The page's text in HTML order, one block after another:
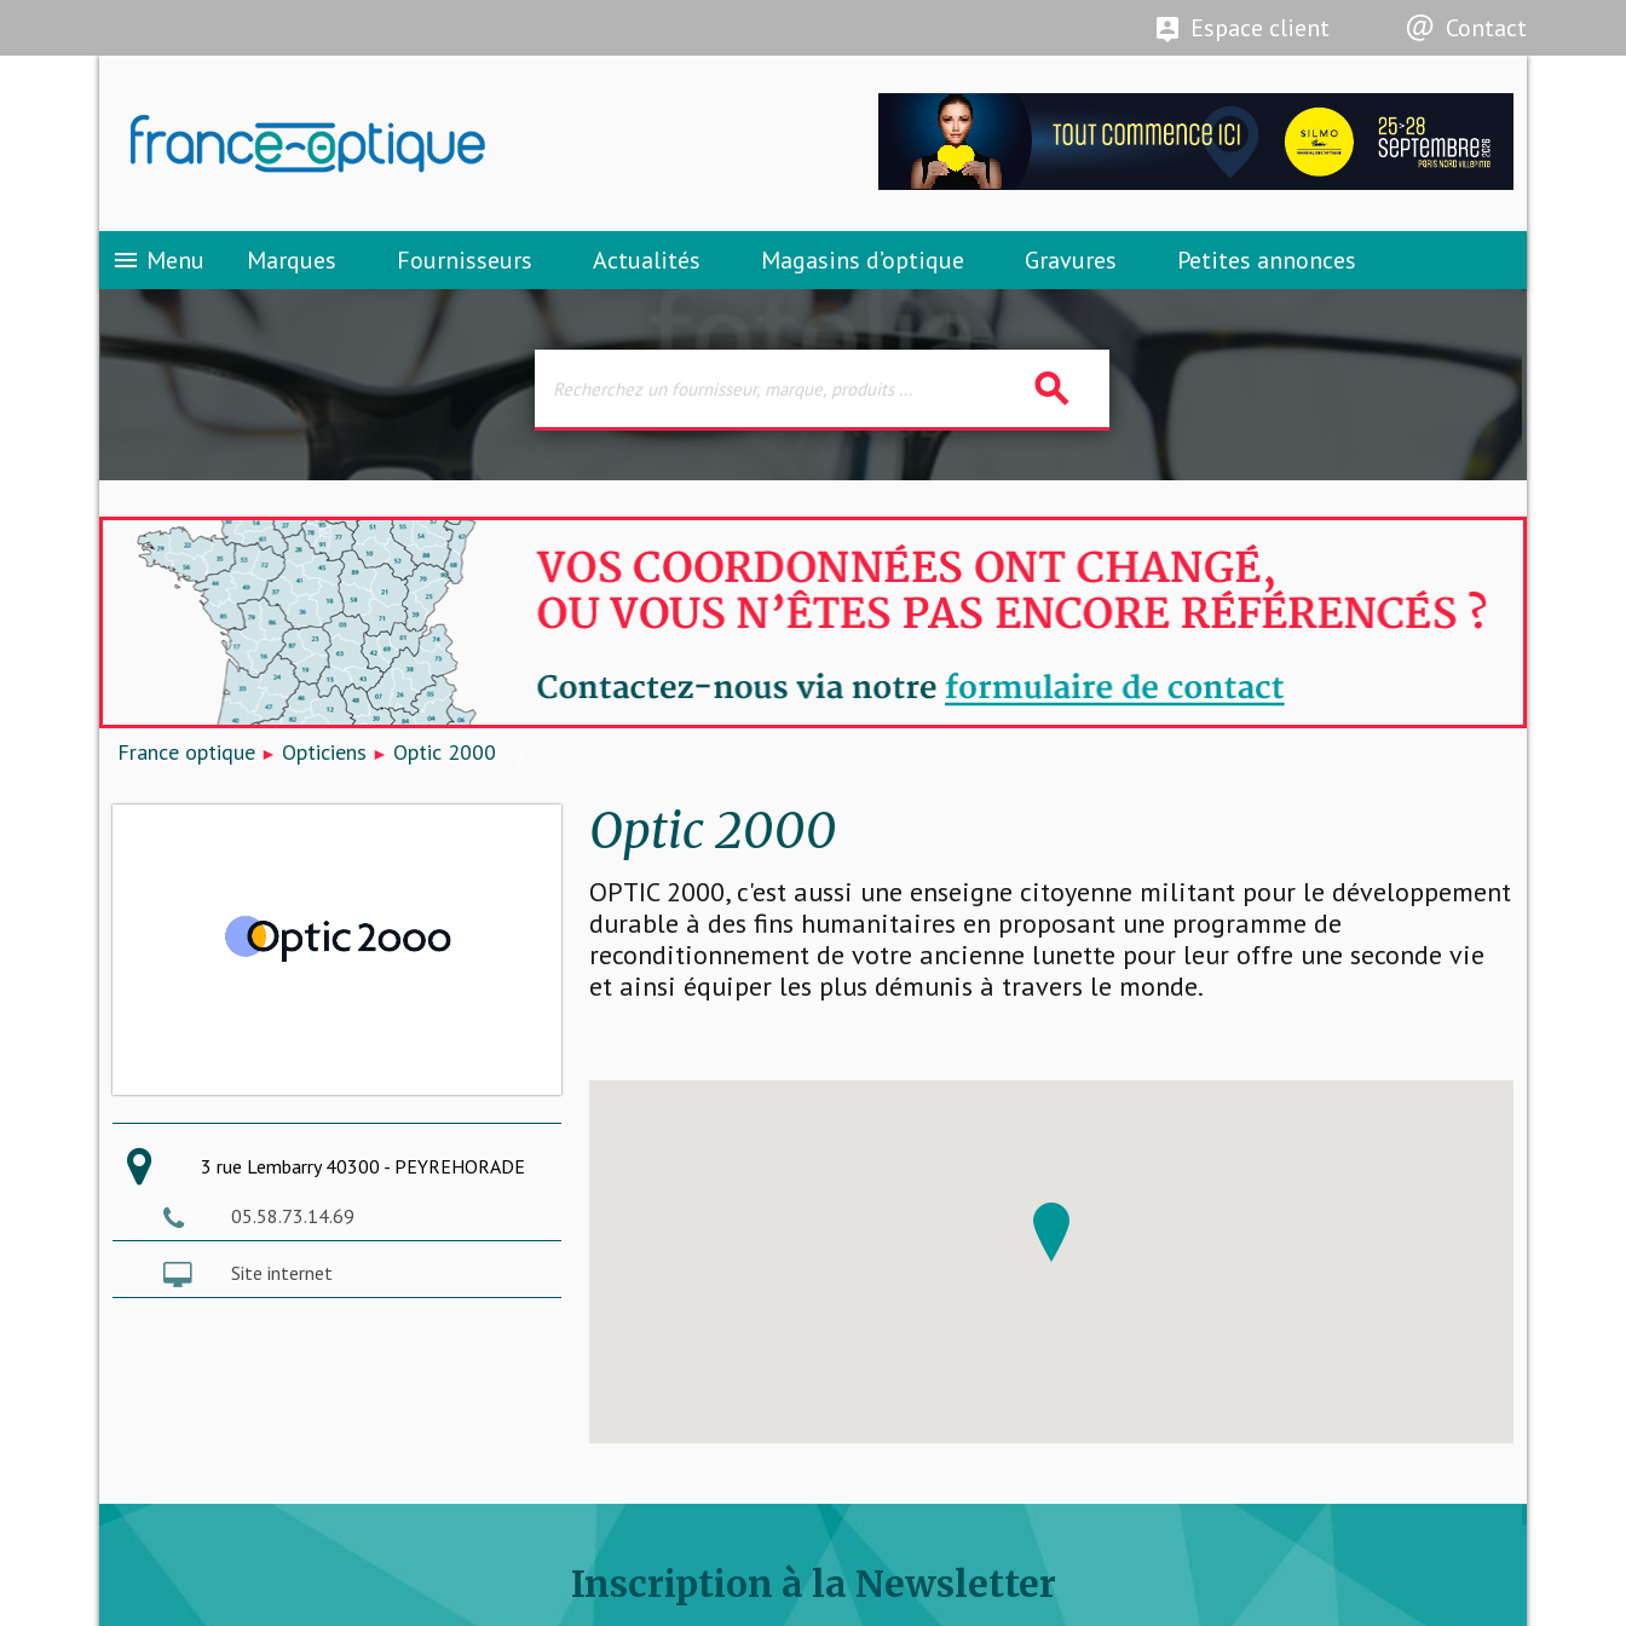
Espace client Contact
menu Menu Marques Fournisseurs Actualités Magasins d’optique Gravures Petites annonces
search
France optique Opticiens Optic 2000
3 rue Lembarry 40300 - PEYREHORADE
05.58.73.14.69
Site internet
Optic 2000
OPTIC 2000, c'est aussi une enseigne citoyenne militant pour le développement
durable à des fins humanitaires en proposant une programme de
reconditionnement de votre ancienne lunette pour leur offre une seconde vie
et ainsi équiper les plus démunis à travers le monde.
Inscription à la Newsletter